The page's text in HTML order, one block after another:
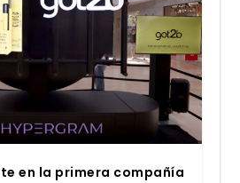
en la pri­me­ra com­pa­ñía